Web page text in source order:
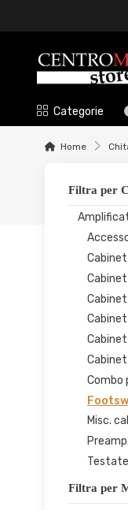
Categorie
Home
Filtra per
Cabinet
Cabinet
Combo
Misc.
Filtra per